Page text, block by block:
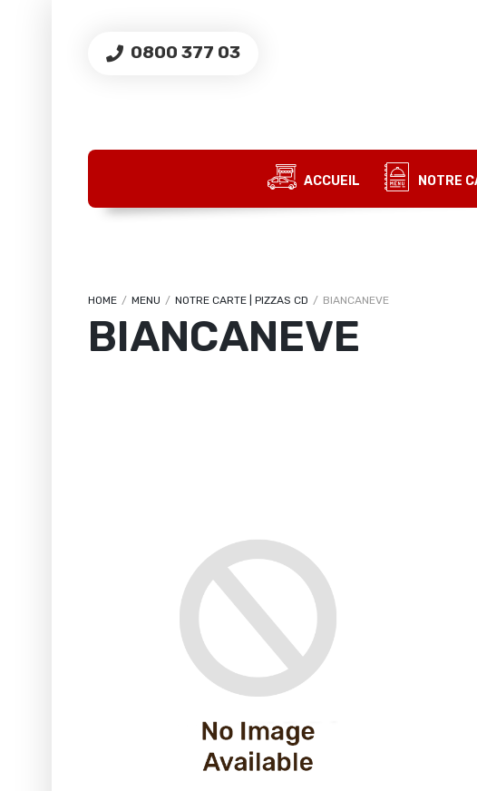
0800 377 03
SE
ACCUEIL NOTRE
HOME / MENU / NOTRE CARTE | PIZZAS CD / BIANCANEVE
BIANCANEVE